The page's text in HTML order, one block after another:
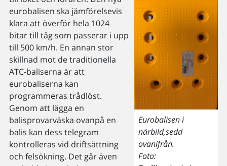
Eurobalisen i
närbild,sedd
ovanifrån.
Foto:
eurobalisen ska jämförelsevis
klara att överför hela 1024
bitar till tåg som passerar i upp
till 500 km/h. En annan stor
skillnad mot de traditionella
ATC-baliserna är att
eurobaliserna kan
programmeras trådlöst.
Genom att lägga en
balisprovarväska ovanpå en
balis kan dess telegram
kontrolleras vid driftsättning
och felsökning. Det går även